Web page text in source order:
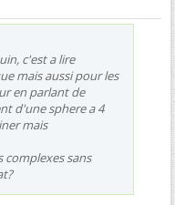
c'est a lire
mais aussi pour les
en parlant de
d'une sphere a 4
mais
complexes sans